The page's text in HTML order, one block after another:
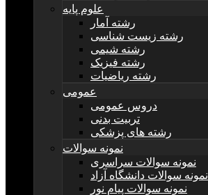
علوم پایه
رشته آمار
رشته زیست شناسی
رشته شیمی
رشته فیزیک
رشته ریاضیات
عمومی
دروس عمومی
تربیت بدنی
رشته های پزشکی
نمونه سوالات
نمونه سوالات سراسری
نمونه سوالات دانشگاه آزاد
نمونه سوالات پیام نور